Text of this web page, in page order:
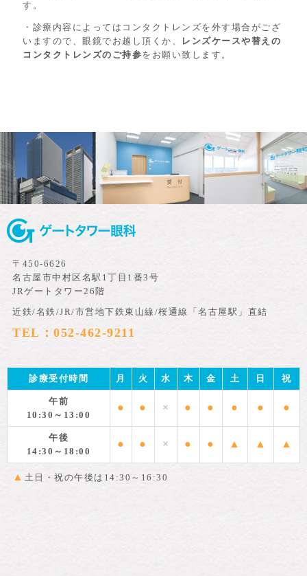
す。
・診療内容によってはコンタクトレンズを外す場合がござ
いますので、眼鏡でお越し頂くか、
レンズケースや替えの
コンタクトレンズのご持参をお願い致します。
〒450-6626
名古屋市中村区名駅1丁目1番3号
JRゲートタワー26階
近鉄/名鉄/JR/市営地下鉄東山線/桜通線「名古屋駅」直結
TEL：052-462-9211
診療受付時間 月 火 水 木 金 土 日 祝
午前
10:30～13:00
● ● × ● ● ● ● ●
午後
14:30～18:00
● ● × ● ● ▲ ▲ ▲
▲ 土日・祝の午後は14:30～16:30